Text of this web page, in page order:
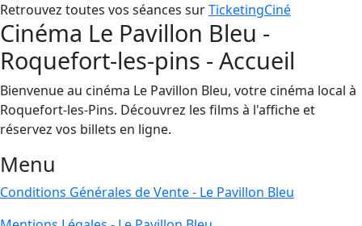
Retrouvez toutes vos séances surTicketingCiné
Cinéma Le Pavillon Bleu -
Roquefort-les-pins - Accueil
Bienvenue au cinéma Le Pavillon Bleu, votre cinéma local à
Roquefort-les-Pins. Découvrez les films à l'affiche et
réservez vos billets en ligne.
Menu
Conditions Générales de Vente - Le Pavillon Bleu